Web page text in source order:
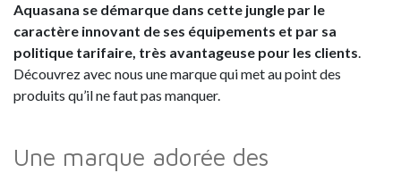
Aquasana se démarque dans cette jungle par le
caractère innovant de ses équipements et par sa
politique tarifaire, très avantageuse pour les clients.
Découvrez avec nous une marque qui met au point des
produits qu’il ne faut pas manquer.
Une marque adorée des